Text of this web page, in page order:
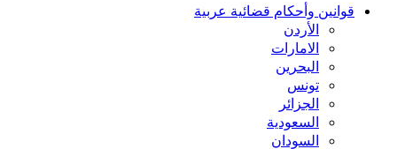
قوانين وأحكام قضائية عربية
الأردن
الامارات
البحرين
تونس
الجزائر
السعودية
السودان